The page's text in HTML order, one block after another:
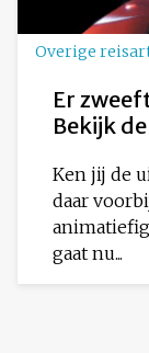
Overige
Er
Bekijk
Ken jij de
daar
gaat nu...